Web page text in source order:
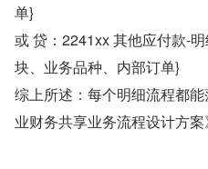
单}
或 贷：2241xx 其他应付款-
块、业务品种、内部订单}
综上所述：每个明细流程都
业财务共享业务流程设计方案